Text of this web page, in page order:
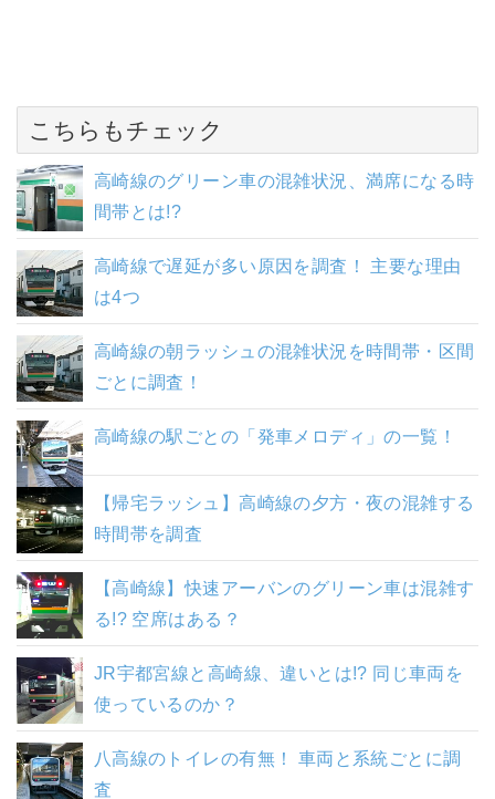
こちらもチェック
高崎線のグリーン車の混雑状況、満席になる時
間帯とは!?
高崎線で遅延が多い原因を調査！ 主要な理由
は4つ
高崎線の朝ラッシュの混雑状況を時間帯・区間
ごとに調査！
高崎線の駅ごとの「発車メロディ」の一覧！
【帰宅ラッシュ】高崎線の夕方・夜の混雑する
時間帯を調査
【高崎線】快速アーバンのグリーン車は混雑す
る!? 空席はある？
JR宇都宮線と高崎線、違いとは!? 同じ車両を
使っているのか？
八高線のトイレの有無！ 車両と系統ごとに調
査